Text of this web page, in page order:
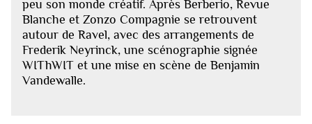
peu son monde créatif. Après Berberio, Revue
Blanche et Zonzo Compagnie se retrouvent
autour de Ravel, avec des arrangements de
Frederik Neyrinck, une scénographie signée
WIThWIT et une mise en scène de Benjamin
Vandewalle.